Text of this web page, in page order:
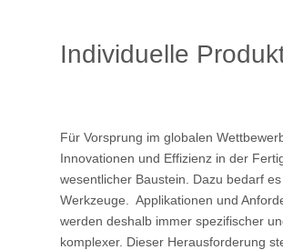
Individuelle
Für Vorsprung im globalen
Innovationen und Effizienz in der
wesentlicher Baustein. Dazu bedarf
Werkzeuge. Applikationen und
werden deshalb immer spezifischer
komplexer. Dieser Herausforderung